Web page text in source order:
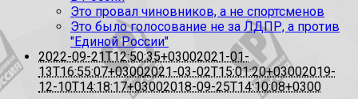
Это провал чиновников, а не спортсменов
Это было голосование не за ЛДПР, а против
"Единой России"
2022-09-21T12:50:35+03002021-01-
13T16:55:07+03002021-03-02T15:01:20+03002019-
12-10T14:18:17+03002018-09-25T14:10:08+0300